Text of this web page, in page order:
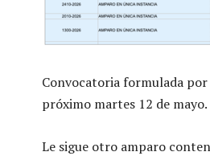
Convocatoria formulada
próximo martes 12 de mayo.
Le sigue otro amparo